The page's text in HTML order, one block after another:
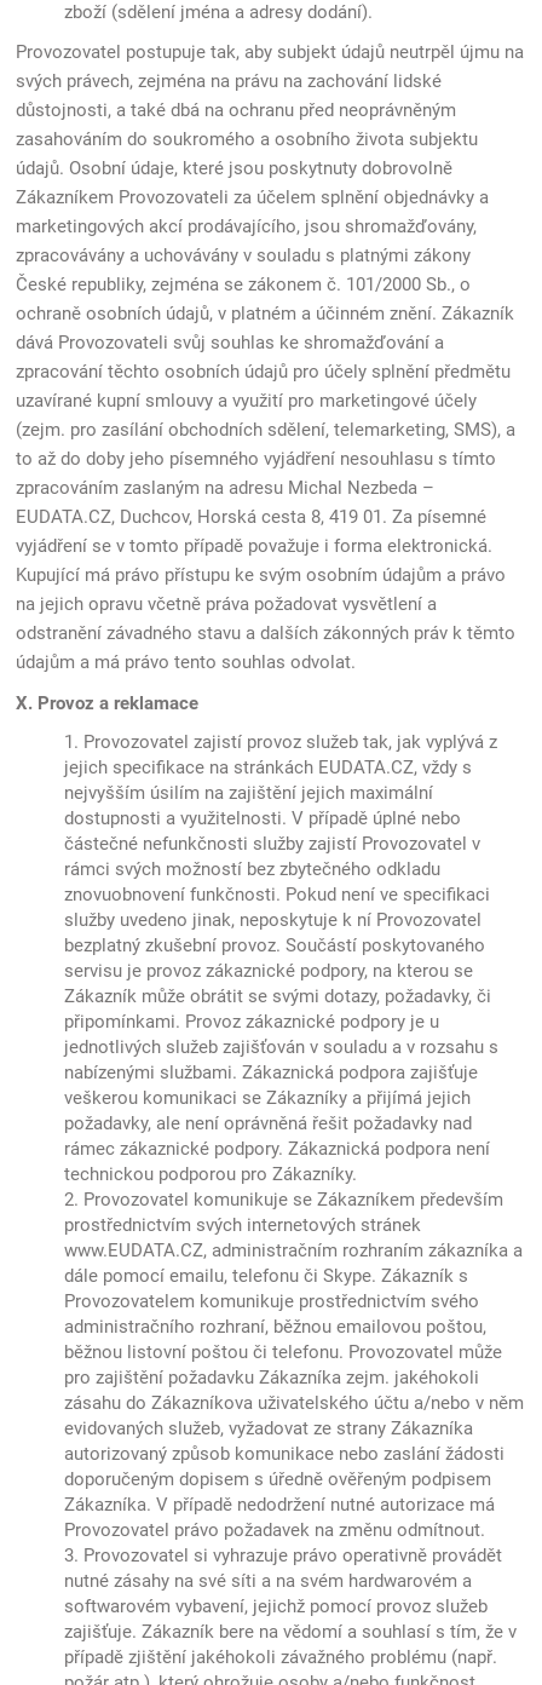
zboží (sdělení jména a adresy dodání).
Provozovatel postupuje tak, aby subjekt údajů neutrpěl újmu na
svých právech, zejména na právu na zachování lidské
důstojnosti, a také dbá na ochranu před neoprávněným
zasahováním do soukromého a osobního života subjektu
údajů. Osobní údaje, které jsou poskytnuty dobrovolně
Zákazníkem Provozovateli za účelem splnění objednávky a
marketingových akcí prodávajícího, jsou shromažďovány,
zpracovávány a uchovávány v souladu s platnými zákony
České republiky, zejména se zákonem č. 101/2000 Sb., o
ochraně osobních údajů, v platném a účinném znění. Zákazník
dává Provozovateli svůj souhlas ke shromažďování a
zpracování těchto osobních údajů pro účely splnění předmětu
uzavírané kupní smlouvy a využití pro marketingové účely
(zejm. pro zasílání obchodních sdělení, telemarketing, SMS), a
to až do doby jeho písemného vyjádření nesouhlasu s tímto
zpracováním zaslaným na adresu Michal Nezbeda –
EUDATA.CZ, Duchcov, Horská cesta 8, 419 01. Za písemné
vyjádření se v tomto případě považuje i forma elektronická.
Kupující má právo přístupu ke svým osobním údajům a právo
na jejich opravu včetně práva požadovat vysvětlení a
odstranění závadného stavu a dalších zákonných práv k těmto
údajům a má právo tento souhlas odvolat.
X. Provoz a reklamace
1. Provozovatel zajistí provoz služeb tak, jak vyplývá z
jejich specifikace na stránkách EUDATA.CZ, vždy s
nejvyšším úsilím na zajištění jejich maximální
dostupnosti a využitelnosti. V případě úplné nebo
částečné nefunkčnosti služby zajistí Provozovatel v
rámci svých možností bez zbytečného odkladu
znovuobnovení funkčnosti. Pokud není ve specifikaci
služby uvedeno jinak, neposkytuje k ní Provozovatel
bezplatný zkušební provoz. Součástí poskytovaného
servisu je provoz zákaznické podpory, na kterou se
Zákazník může obrátit se svými dotazy, požadavky, či
připomínkami. Provoz zákaznické podpory je u
jednotlivých služeb zajišťován v souladu a v rozsahu s
nabízenými službami. Zákaznická podpora zajišťuje
veškerou komunikaci se Zákazníky a přijímá jejich
požadavky, ale není oprávněná řešit požadavky nad
rámec zákaznické podpory. Zákaznická podpora není
technickou podporou pro Zákazníky.
2. Provozovatel komunikuje se Zákazníkem především
prostřednictvím svých internetových stránek
www.EUDATA.CZ, administračním rozhraním zákazníka a
dále pomocí emailu, telefonu či Skype. Zákazník s
Provozovatelem komunikuje prostřednictvím svého
administračního rozhraní, běžnou emailovou poštou,
běžnou listovní poštou či telefonu. Provozovatel může
pro zajištění požadavku Zákazníka zejm. jakéhokoli
zásahu do Zákazníkova uživatelského účtu a/nebo v něm
evidovaných služeb, vyžadovat ze strany Zákazníka
autorizovaný způsob komunikace nebo zaslání žádosti
doporučeným dopisem s úředně ověřeným podpisem
Zákazníka. V případě nedodržení nutné autorizace má
Provozovatel právo požadavek na změnu odmítnout.
3. Provozovatel si vyhrazuje právo operativně provádět
nutné zásahy na své síti a na svém hardwarovém a
softwarovém vybavení, jejichž pomocí provoz služeb
zajišťuje. Zákazník bere na vědomí a souhlasí s tím, že v
případě zjištění jakéhokoli závažného problému (např.